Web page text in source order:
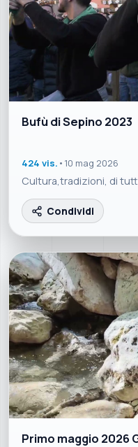
Bufù di Sepino 2023
424 vis. • 10 mag 2026
Cultura,tradizioni, di
Condividi
Primo maggio 2026